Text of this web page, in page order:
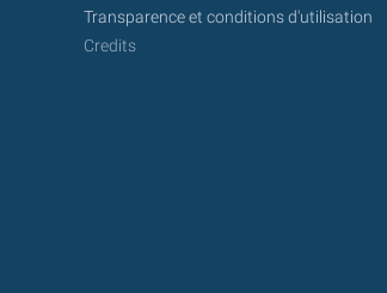
Transparence et conditions d'utilisation
Credits